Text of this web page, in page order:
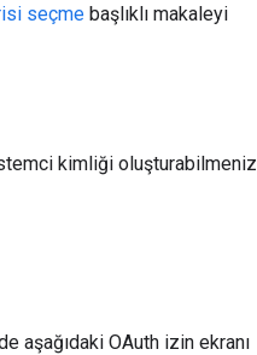
seçme başlıklı makaleyi
kimliği oluşturabilmeniz
aşağıdaki OAuth izin ekranı